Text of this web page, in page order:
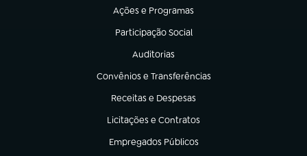
Ações e Programas
(abre em nova aba)
Participação Social
(abre em nova aba)
Auditorias
(abre em nova aba)
Convênios e Transferências
(abre em nova aba)
Receitas e Despesas
(abre em nova aba)
Licitações e Contratos
(abre em nova aba)
Empregados Públicos
(abre em nova aba)